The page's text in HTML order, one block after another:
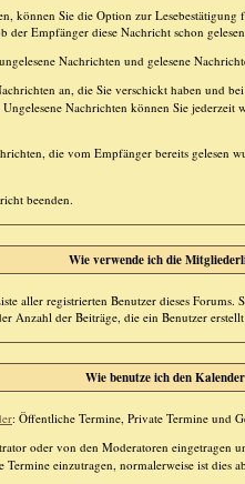
können Sie die Option zur
Empfänger diese Nachricht schon
Nachrichten und gelesene
an, die Sie verschickt haben und
Nachrichten können Sie
die vom Empfänger bereits gelesen
beenden.
Wie verwende ich die
aller registrierten Benutzer dieses Forums.
Anzahl der Beiträge, die ein Benutzer
Wie benutze ich den
: Öffentliche Termine, Private Termine und
oder von den Moderatoren eingetragen
einzutragen, normalerweise ist dies